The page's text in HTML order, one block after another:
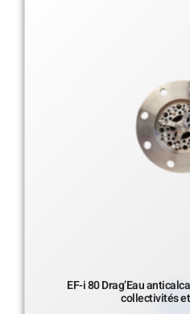
EF-i 80 Drag’Eau
collectivités